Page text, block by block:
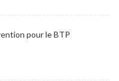
pour le BTP